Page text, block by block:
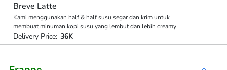
Breve Latte
Kami menggunakan half & half susu segar dan krim untuk
membuat minuman kopi susu yang lembut dan lebih creamy
Delivery Price: 36K